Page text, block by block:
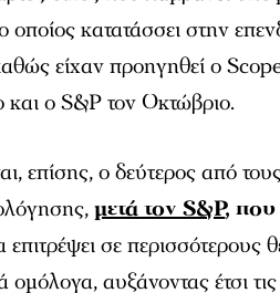
οποίος κατατάσσει στην
είχαν προηγηθεί ο
και ο S&P τον Οκτώβριο.
επίσης, ο δεύτερος από
μετά τον S&P, που
επιτρέψει σε
ομόλογα, αυξάνοντας έτσι